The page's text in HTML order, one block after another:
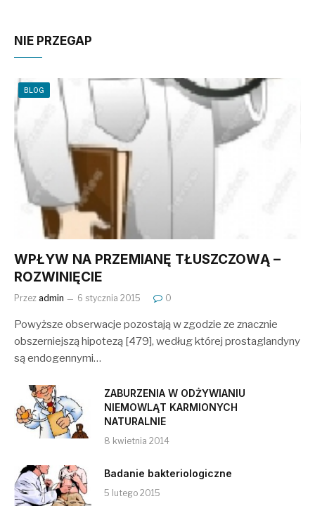
NIE PRZEGAP
BLOG
WPŁYW NA PRZEMIANĘ TŁUSZCZOWĄ –
ROZWINIĘCIE
Przez admin 6 stycznia 2015 0
Powyższe obserwacje pozostają w zgodzie ze znacznie
obszerniejszą hipotezą [479], według której prostaglandyny
są endogennymi…
ZABURZENIA W ODŻYWIANIU
NIEMOWLĄT KARMIONYCH
NATURALNIE
8 kwietnia 2014
Badanie bakteriologiczne
5 lutego 2015